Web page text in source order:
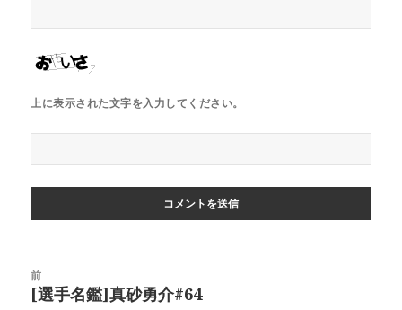
上に表示された文字を入力してください。
前
前
[選手名鑑]真砂勇介#64